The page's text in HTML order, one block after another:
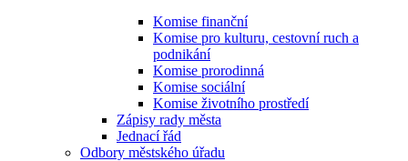
Komise finanční
Komise pro kulturu, cestovní ruch a
podnikání
Komise prorodinná
Komise sociální
Komise životního prostředí
Zápisy rady města
Jednací řád
Odbory městského úřadu